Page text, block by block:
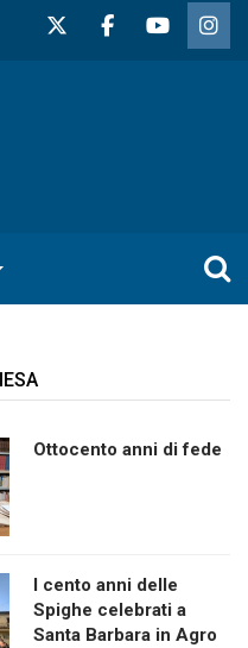
Ottocento anni di fede
I cento anni delle
Spighe celebrati a
Santa Barbara in Agro